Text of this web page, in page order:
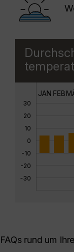
30
20
10
0
-10
-20
-30
JAN FEB
FAQs rund um